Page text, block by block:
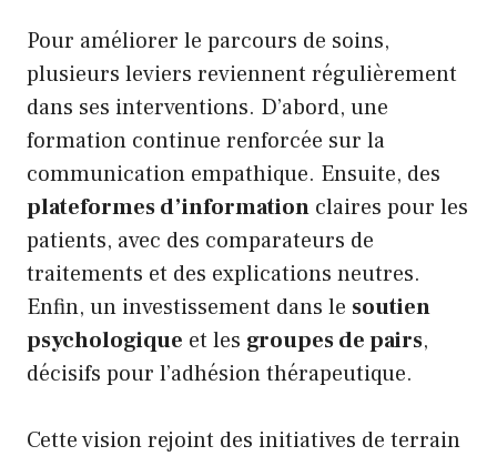
Pour améliorer le parcours de soins,
plusieurs leviers reviennent régulièrement
dans ses interventions. D’abord, une
formation continue renforcée sur la
communication empathique. Ensuite, des
plateformes d’information claires pour les
patients, avec des comparateurs de
traitements et des explications neutres.
Enfin, un investissement dans le soutien
psychologique et les groupes de pairs,
décisifs pour l’adhésion thérapeutique.
Cette vision rejoint des initiatives de terrain